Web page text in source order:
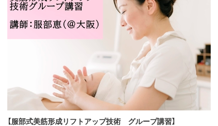
【服部式美筋形成リフトアップ技術 グループ講習】